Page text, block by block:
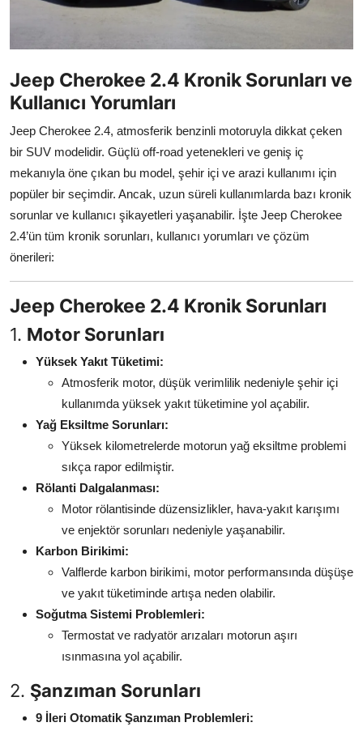
LPG & Yakıt
Elektrik & Akü
Klima & Konfor
Aydınlatma & Görüş
Şanzıman & Aktarma
Dizel Sistemler
Multimedya & Elektronik
Jeep Cherokee 2.4 Kronik Sorunları ve
Kullanıcı Yorumları
Jeep Cherokee 2.4, atmosferik benzinli motoruyla dikkat çeken
bir SUV modelidir. Güçlü off-road yetenekleri ve geniş iç
mekanıyla öne çıkan bu model, şehir içi ve arazi kullanımı için
popüler bir seçimdir. Ancak, uzun süreli kullanımlarda bazı kronik
sorunlar ve kullanıcı şikayetleri yaşanabilir. İşte Jeep Cherokee
2.4’ün tüm kronik sorunları, kullanıcı yorumları ve çözüm
önerileri:
Jeep Cherokee 2.4 Kronik Sorunları
1. Motor Sorunları
Yüksek Yakıt Tüketimi:
Atmosferik motor, düşük verimlilik nedeniyle şehir içi
kullanımda yüksek yakıt tüketimine yol açabilir.
Yağ Eksiltme Sorunları:
Yüksek kilometrelerde motorun yağ eksiltme problemi
sıkça rapor edilmiştir.
Rölanti Dalgalanması:
Motor rölantisinde düzensizlikler, hava-yakıt karışımı
ve enjektör sorunları nedeniyle yaşanabilir.
Karbon Birikimi:
Valflerde karbon birikimi, motor performansında düşüşe
ve yakıt tüketiminde artışa neden olabilir.
Soğutma Sistemi Problemleri:
Termostat ve radyatör arızaları motorun aşırı
ısınmasına yol açabilir.
2. Şanzıman Sorunları
9 İleri Otomatik Şanzıman Problemleri: